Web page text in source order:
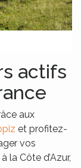
actifs
aux
et profitez-
vos
la Côte d’Azur,